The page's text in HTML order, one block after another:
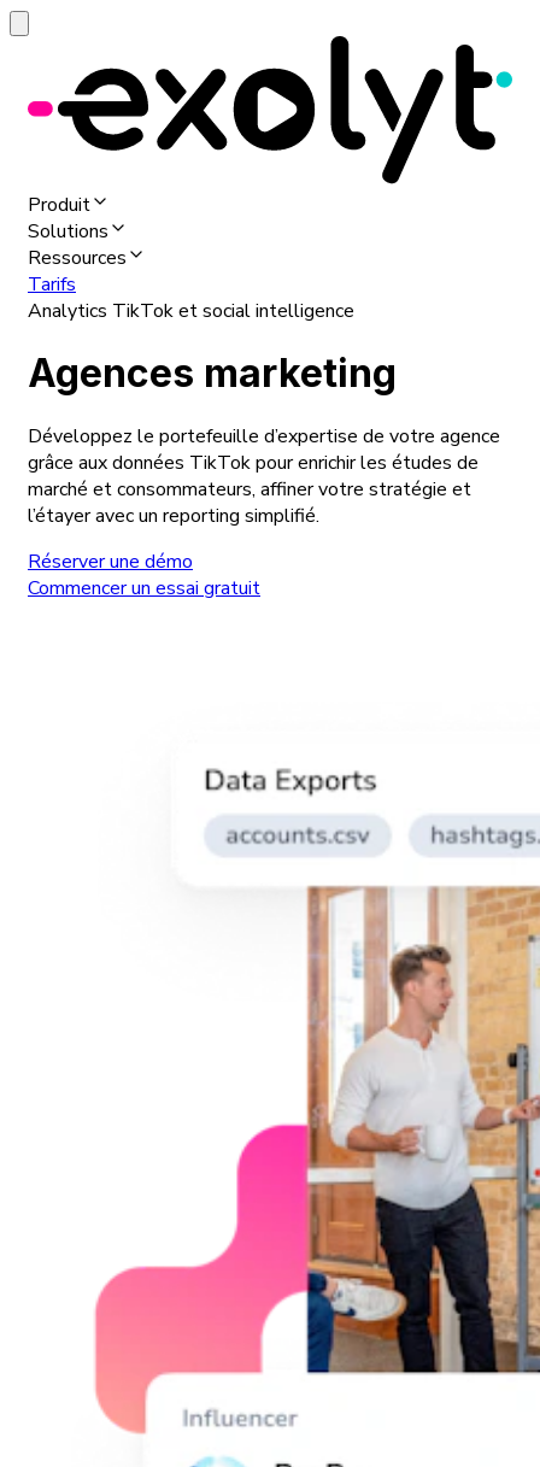
Produit
Solutions
Ressources
Tarifs
Analytics TikTok et social intelligence
Agences marketing
Développez le portefeuille d’expertise de votre agence
grâce aux données TikTok pour enrichir les études de
marché et consommateurs, affiner votre stratégie et
l’étayer avec un reporting simplifié.
Réserver une démo
Commencer un essai gratuit